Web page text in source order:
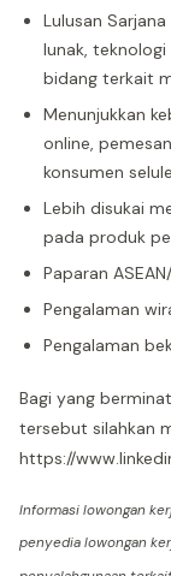
Lulusan
lunak, teknologi
bidang terkait
Menunjukkan
online,
konsumen
Lebih disukai
pada produk
Paparan
Pengalaman
Pengalaman
Bagi yang
tersebut silahkan
https://
Informasi lowongan
penyedia lowongan